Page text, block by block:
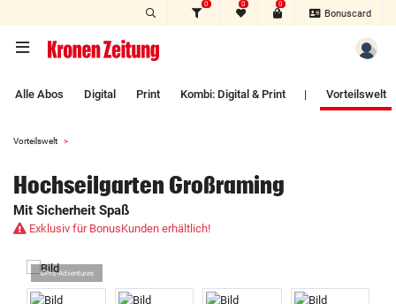
0 0 0
Bonuscard
Alle Abos Digital Print Kombi: Digital & Print | Vorteilswelt
Vorteilswelt
Hochseilgarten Großraming
Mit Sicherheit Spaß
Exklusiv für BonusKunden erhältlich!
©Pro-Adventures